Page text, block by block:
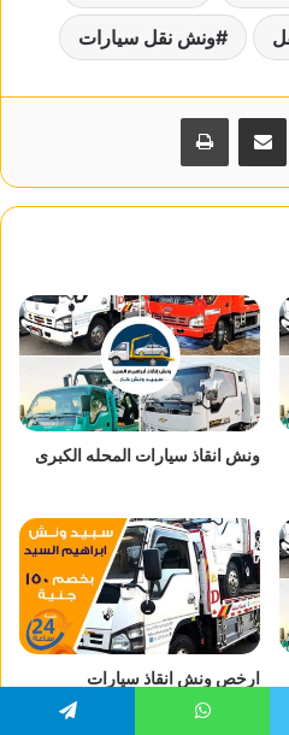
ونش نقل سيارات
ونش انقاذ سيارات المحله الكبرى
ارخص ونش انقاذ سيارات